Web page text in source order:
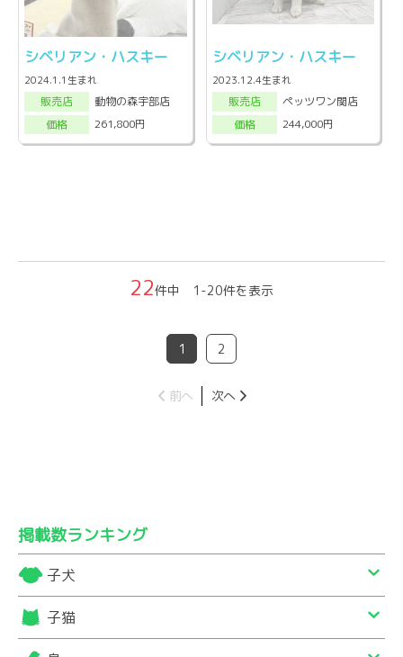
シベリアン・ハスキー
2024.1.1生まれ
販売店
動物の森宇部店
価格
261,800円
シベリアン・ハスキー
2023.12.4生まれ
販売店
ペッツワン関店
価格
244,000円
22件中 1-20件を表示
1 2
前へ 次へ
掲載数ランキング
子犬
子猫